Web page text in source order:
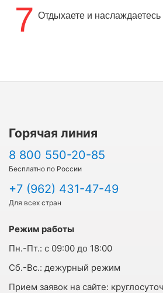
7 Отдыхаете и
Горячая линия
8 800 550-20-85
Бесплатно по России
+7 (962) 431-47-49
Для всех стран
Режим работы
Пн.-Пт.: с 09:00 до 18:00
Cб.-Вс.: дежурный режим
Прием заявок на сайте: